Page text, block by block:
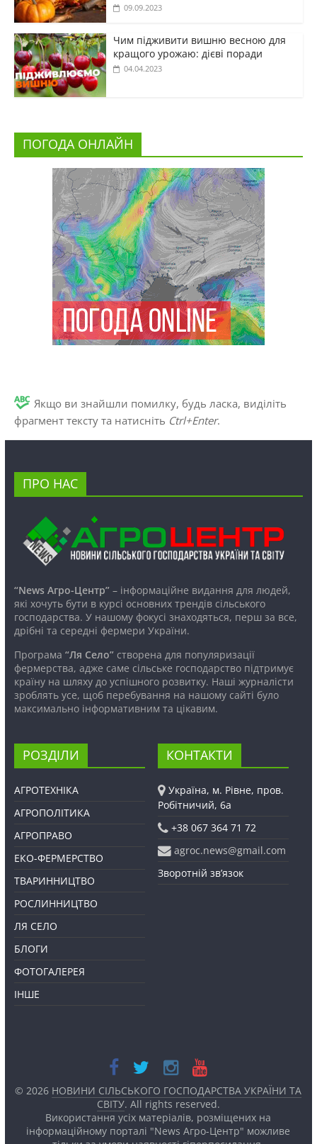
09.09.2023
Чим підживити вишню весною для
кращого урожаю: дієві поради
04.04.2023
ПОГОДА ОНЛАЙН
Якщо ви знайшли помилку, будь ласка, виділіть
фрагмент тексту та натисніть Ctrl+Enter.
ПРО НАС
“News Агро-Центр”– інформаційне видання для людей,
які хочуть бути в курсі основних трендів сільського
господарства. У нашому фокусі знаходяться, перш за все,
дрібні та середні фермери України.
Програма “Ля Село”створена для популяризації
фермерства, адже саме сільське господарство підтримує
країну на шляху до успішного розвитку. Наші журналісти
зроблять усе, щоб перебування на нашому сайті було
максимально інформативним та цікавим.
РОЗДІЛИ
АГРОТЕХНІКА
АГРОПОЛІТИКА
АГРОПРАВО
ЕКО-ФЕРМЕРСТВО
ТВАРИННИЦТВО
РОСЛИННИЦТВО
ЛЯ СЕЛО
БЛОГИ
ФОТОГАЛЕРЕЯ
ІНШЕ
КОНТАКТИ
Україна, м. Рівне, пров.
Робітничий, 6а
+38 067 364 71 72
agroc.news@gmail.com
Зворотній зв’язок
© 2026 НОВИНИ СІЛЬСЬКОГО ГОСПОДАРСТВА УКРАЇНИ ТА
СВІТУ. All rights reserved.
Використання усіх матеріалів, розміщених на
інформаційному порталі "News Агро-Центр" можливе